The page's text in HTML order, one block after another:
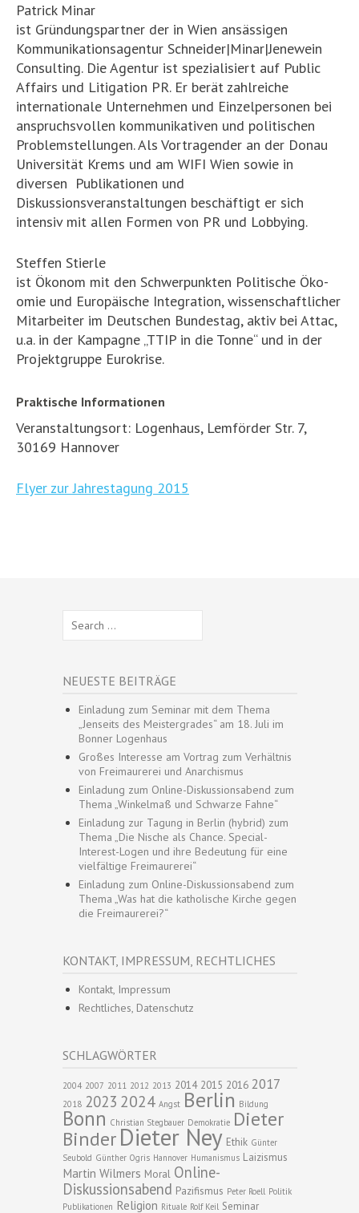
Patrick Minar
ist Gründungspartner der in Wien ansässigen
Kommunikationsagentur Schneider|Minar|Jenewein
Consulting. Die Agentur ist spezialisiert auf Public
Affairs und Litigation PR. Er berät zahlreiche
internationale Unternehmen und Einzelpersonen bei
anspruchsvollen kommunikativen und politischen
Problemstellungen. Als Vortragender an der Donau
Universität Krems und am WIFI Wien sowie in
diversen Publikationen und
Diskussionsveranstaltungen beschäftigt er sich
intensiv mit allen Formen von PR und Lobbying.
Steffen Stierle
ist Ökonom mit den Schwerpunkten Politische Öko-
omie und Europäische Integration, wissenschaftlicher
Mitarbeiter im Deutschen Bundestag, aktiv bei Attac,
u.a. in der Kampagne „TTIP in die Tonne“ und in der
Projektgruppe Eurokrise.
Praktische Informationen
Veranstaltungsort: Logenhaus, Lemförder Str. 7,
30169 Hannover
Flyer zur Jahrestagung 2015
for:
NEUESTE BEITRÄGE
Einladung zum Seminar mit dem Thema
„Jenseits des Meistergrades“ am 18. Juli im
Bonner Logenhaus
Großes Interesse am Vortrag zum Verhältnis
von Freimaurerei und Anarchismus
Einladung zum Online-Diskussionsabend zum
Thema „Winkelmaß und Schwarze Fahne“
Einladung zur Tagung in Berlin (hybrid) zum
Thema „Die Nische als Chance. Special-
Interest-Logen und ihre Bedeutung für eine
vielfältige Freimaurerei“
Einladung zum Online-Diskussionsabend zum
Thema „Was hat die katholische Kirche gegen
die Freimaurerei?“
KONTAKT, IMPRESSUM, RECHTLICHES
Kontakt, Impressum
Rechtliches, Datenschutz
SCHLAGWÖRTER
2004 2007 2011 2012 2013 2014 2015 2016 2017
2018 2023 2024 Angst Berlin Bildung
Bonn Christian Stegbauer Demokratie Dieter
BinderDieter Ney Ethik Günter
Seubold Günther Ogris Hannover Humanismus Laizismus
Martin Wilmers Moral Online-
Diskussionsabend Pazifismus Peter Roell Politik
Publikationen Religion Rituale Rolf Keil Seminar